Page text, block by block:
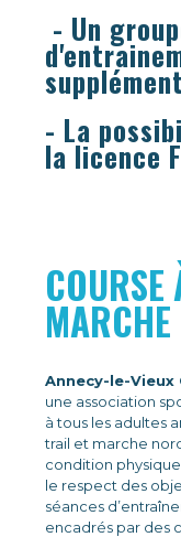
- Un
- La
la licence
Annecy-le-Vieux
une association
à tous les adultes
trail et marche
condition
le respect des
séances
encadrés par des